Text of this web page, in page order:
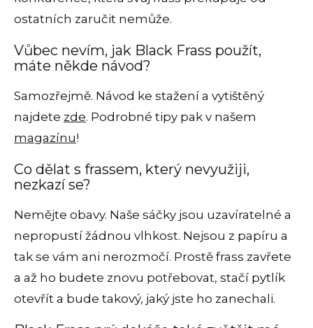
ostatních zaručit nemůže.
Vůbec nevím, jak Black Frass použít,
máte někde návod?
Samozřejmě. Návod ke stažení a vytištěný
najdete zde. Podrobné tipy pak v našem
magazínu!
Co dělat s frassem, který nevyužiji,
nezkazí se?
Nemějte obavy. Naše sáčky jsou uzavíratelné a
nepropustí žádnou vlhkost. Nejsou z papíru a
tak se vám ani nerozmočí. Prostě frass zavřete
a až ho budete znovu potřebovat, stačí pytlík
otevřít a bude takový, jaký jste ho zanechali.